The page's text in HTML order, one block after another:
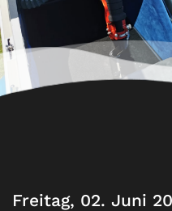
Freitag, 02. Juni